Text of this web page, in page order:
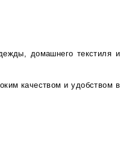
домашнего текстиля и
качеством и удобством в